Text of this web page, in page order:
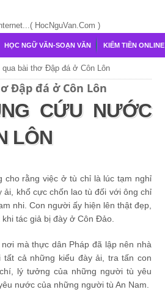
HocNguVan.Com )
HỌC NGỮ VĂN-SOẠN VĂN KIẾM TIỀN ONLINE
bài thơ Đập đá ở Côn Lôn
Đập đá ở Côn Lôn
CỨU NƯỚC
LÔN
rằng việc ở tù chỉ là lúc tạm nghỉ
khổ cực chốn lao tù đối với ông chỉ
nhi. Con người ấy hiện lên thật đẹp,
tác giả bị đày ở Côn Đảo.
mà thực dân Pháp đã lập nên nhà
cả những kiểu đày ải, tra tấn con
lý tưởng của những người tù yêu
nước của những người tù An Nam.